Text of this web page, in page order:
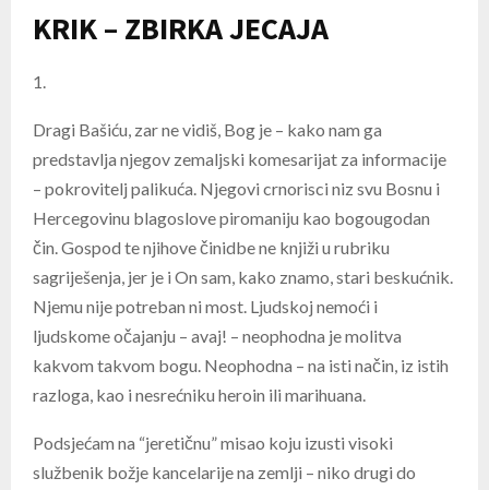
KRIK – ZBIRKA JECAJA
1.
Dragi Bašiću, zar ne vidiš, Bog je – kako nam ga
predstavlja njegov zemaljski komesarijat za informacije
– pokrovitelj palikuća. Njegovi crnorisci niz svu Bosnu i
Hercegovinu blagoslove piromaniju kao bogougodan
čin. Gospod te njihove činidbe ne knjiži u rubriku
sagriješenja, jer je i On sam, kako znamo, stari beskućnik.
Njemu nije potreban ni most. Ljudskoj nemoći i
ljudskome očajanju – avaj! – neophodna je molitva
kakvom takvom bogu. Neophodna – na isti način, iz istih
razloga, kao i nesrećniku heroin ili marihuana.
Podsjećam na “jeretičnu” misao koju izusti visoki
službenik božje kancelarije na zemlji – niko drugi do